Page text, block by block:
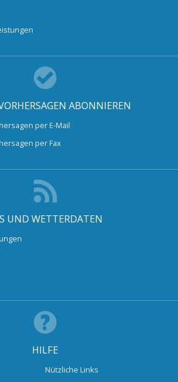
ABONNIEREN
per E-Mail
per Fax
UND WETTERDATEN
HILFE
Nützliche Links